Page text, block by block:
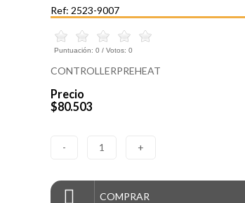
Ref: 2523-9007
Puntuación: 0 / Votos: 0
CONTROLLERPREHEAT
Precio
$80.503
- 1 +
COMPRAR